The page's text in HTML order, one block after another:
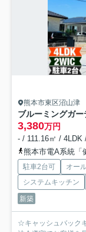
熊本市東区沼山津
3,380万円
- / 111.16㎡ / 4LDK
熊本市電A系統「
駐車2台可 オー
システムキッチン
新築
☆キャッシュバック